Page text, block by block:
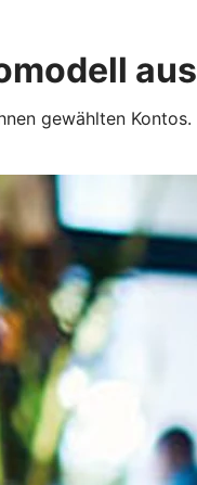
aus
gewählten Kontos.